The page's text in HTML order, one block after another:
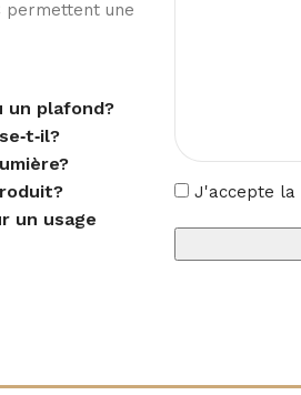
Plafond avec
permettent une
un plafond?
un usage
J'accepte la